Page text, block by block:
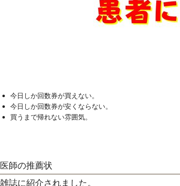
今日しか回数券が買えない。
今日しか回数券が安くならない。
買うまで帰れない雰囲気。
医師の推薦状
雑誌に紹介されました。